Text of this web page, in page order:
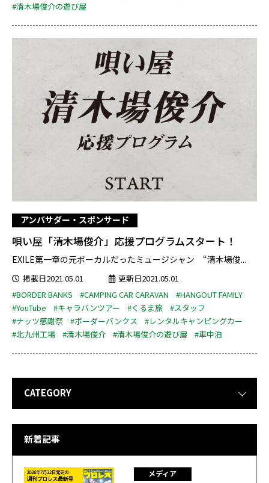
#清木場俊介の遊び屋
アンバサダー・スポンサード
唄い屋「清木場俊介」応援プログラムスタート！
EXILE第一章の元ボーカルだったミュージシャン “清木場俊...
掲載日2021.05.01
更新日2021.05.01
#BORDER BANKS
#CAMPING CAR CARAVAN
#HANGOUT FAMILY
#YouTube
#キャラバンツアー #くるま旅
#スタッフ
#ナッツ感謝祭
#ボーダーバンクス
#レンタルキャンピングカー
#北九州工場
#清木場俊介 #清木場俊介の遊び屋 #車中泊
CATEGORY
新着記事
メディア